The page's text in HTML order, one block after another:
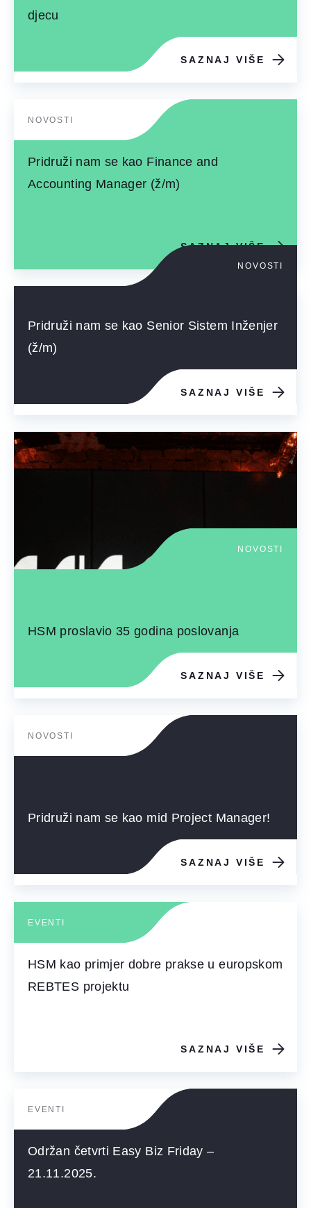
djecu
SAZNAJ VIŠE
NOVOSTI
Pridruži nam se kao Finance and
Accounting Manager (ž/m)
SAZNAJ VIŠE
NOVOSTI
Pridruži nam se kao Senior Sistem Inženjer
(ž/m)
SAZNAJ VIŠE
NOVOSTI
HSM proslavio 35 godina poslovanja
SAZNAJ VIŠE
NOVOSTI
Pridruži nam se kao mid Project Manager!
SAZNAJ VIŠE
EVENTI
HSM kao primjer dobre prakse u europskom
REBTES projektu
SAZNAJ VIŠE
EVENTI
Održan četvrti Easy Biz Friday –
21.11.2025.